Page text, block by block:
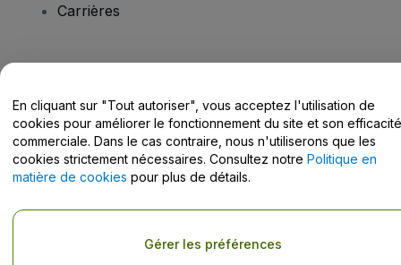
Carrières
Centre d'assistance / Nous contacter
En utilisant ce site web, vous acceptez les
Politique de confidentialité, la Politique en matière de cookies
En cliquant sur "Tout autoriser", vous acceptez l'utilisation de
cookies pour améliorer le fonctionnement du site et son efficacité
commerciale. Dans le cas contraire, nous n'utiliserons que les
cookies strictement nécessaires. Consultez notre Politique en
matière de cookies pour plus de détails.
Gérer les préférences